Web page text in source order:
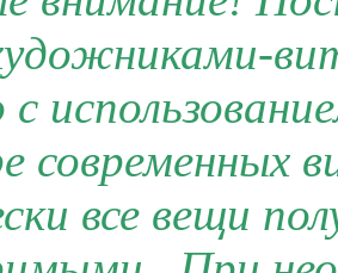
с
современных
все вещи